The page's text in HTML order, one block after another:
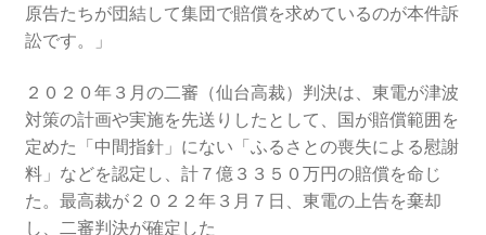
2025.9.30 市民エネルギーと地域主権
2026.5.3 原発を止めた町
2026.5.6 テレビと原発報道の60年
2026.5.15 原発をとめた人びと
原告たちが団結して集団で賠償を求めているのが本件訴
訟です。」
２０２０年３月の二審（仙台高裁）判決は、東電が津波
対策の計画や実施を先送りしたとして、国が賠償範囲を
定めた「中間指針」にない「ふるさとの喪失による慰謝
料」などを認定し、計７億３３５０万円の賠償を命じ
た。最高裁が２０２２年３月７日、東電の上告を棄却
し、二審判決が確定した